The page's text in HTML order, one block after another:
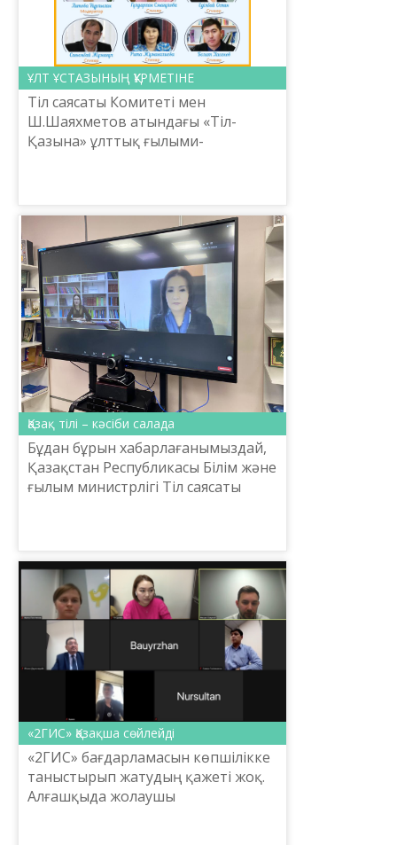
ҰЛТ ҰСТАЗЫНЫҢ ҚҰРМЕТІНЕ
Тіл саясаты Комитеті мен
Ш.Шаяхметов атындағы «Тіл-
Қазына» ұлттық ғылыми-
«Қазақ тіл білімі ...
Қазақ тілі – кәсіби салада
Бұдан бұрын хабарлағанымыздай,
Қазақстан Республикасы Білім және
ғылым министрлігі Тіл саясаты
«2ГИС» Қазақша сөйлейді
«2ГИС» бағдарламасын көпшілікке
таныстырып жатудың қажеті жоқ.
Алғашқыда жолаушы